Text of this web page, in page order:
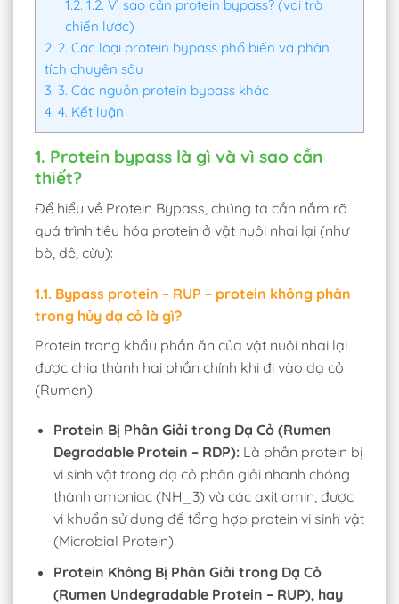
1.2. 1.2. Vì sao cần protein bypass? (vai trò
chiến lược)
2. 2. Các loại protein bypass phổ biến và phân
tích chuyên sâu
3. 3. Các nguồn protein bypass khác
4. 4. Kết luận
1. Protein bypass là gì và vì sao cần
thiết?
Để hiểu về Protein Bypass, chúng ta cần nắm rõ
quá trình tiêu hóa protein ở vật nuôi nhai lại (như
bò, dê, cừu):
1.1. Bypass protein – RUP – protein không phân
trong hủy dạ cỏ là gì?
Protein trong khẩu phần ăn của vật nuôi nhai lại
được chia thành hai phần chính khi đi vào dạ cỏ
(Rumen):
Protein Bị Phân Giải trong Dạ Cỏ (Rumen
Degradable Protein – RDP):Là phần protein bị
vi sinh vật trong dạ cỏ phân giải nhanh chóng
thành amoniac (NH_3) và các axit amin, được
vi khuẩn sử dụng để tổng hợp protein vi sinh vật
(Microbial Protein).
Protein Không Bị Phân Giải trong Dạ Cỏ
(Rumen Undegradable Protein – RUP), hay